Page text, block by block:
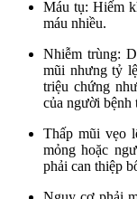
Máu tụ: Hiếm
máu nhiều.
Nhiễm trùng:
mũi nhưng tỷ
triệu chứng
của người bệnh
Thấp mũi vẹo
mỏng hoặc
phải can thiệp